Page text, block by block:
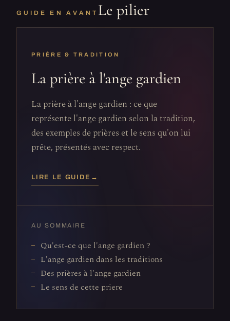
GUIDE EN AVANT Le pilier
PRIÈRE & TRADITION
La prière à l'ange gardien
La prière à l'ange gardien : ce que
représente l'ange gardien selon la tradition,
des exemples de prières et le sens qu'on lui
prête, présentés avec respect.
LIRE LE GUIDE →
AU SOMMAIRE
Qu'est-ce que l'ange gardien ?
L'ange gardien dans les traditions
Des prières à l'ange gardien
Le sens de cette priere